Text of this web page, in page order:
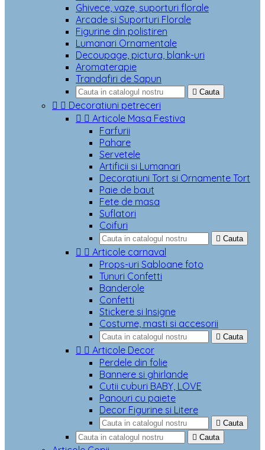
Ghivece, vaze, suporturi florale
Arcade si Suporturi Florale
Figurine din polistiren
Lumanari Ornamentale
Decoupage, pictura, blank-uri
Aromaterapie
Trandafiri de Sapun
 Cauta
  Decoratiuni petreceri
  Articole Masa Festiva
Farfurii
Pahare
Servetele
Artificii si Lumanari
Decoratiuni Tort si Ornamente Tort
Paie de baut
Fete de masa
Suflatori
Coifuri
 Cauta
  Articole carnaval
Props-uri Sabloane foto
Tunuri Confetti
Banderole
Confetti
Stickere si Insigne
Costume, masti si accesorii
 Cauta
  Articole Decor
Perdele din folie
Bannere si ghirlande
Cutii cuburi BABY, LOVE
Panouri cu paiete
Decor Figurine si Litere
 Cauta
 Cauta